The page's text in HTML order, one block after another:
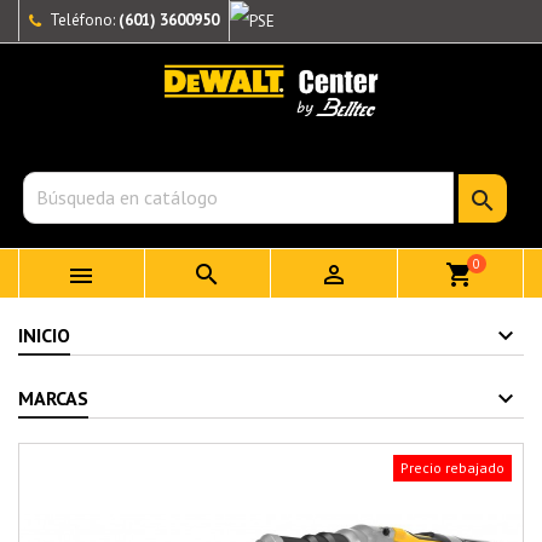
Teléfono: (601) 3600950

   shopping_cart0
INICIO
MARCAS
Precio rebajado